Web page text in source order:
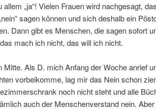
„ja“! Vielen Frauen wird nachgesagt,
sagen können und sich deshalb ein
Dann gibt es Menschen, die sagen sofort
mach ich nicht, das will ich nicht.
Als D. mich Anfang der Woche anrief
vorbeikomme, lag mir das Nein schon
noch nicht steht und alle
auch der Menschenverstand nein.